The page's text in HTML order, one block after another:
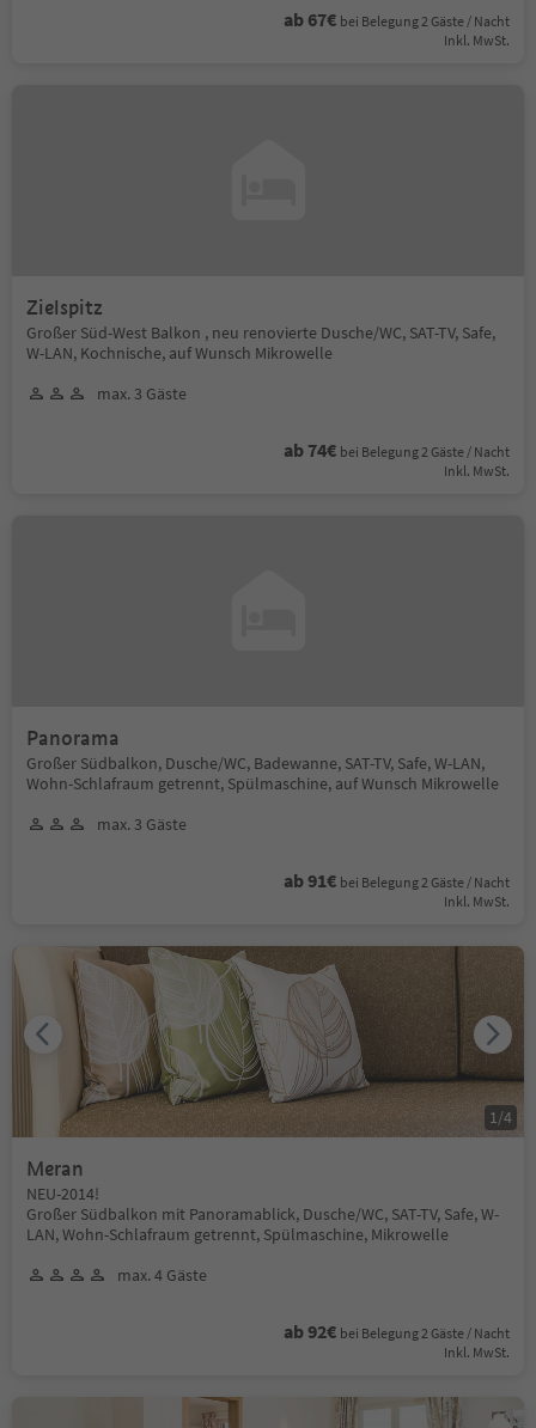
ab 67€ bei Belegung 2 Gäste / Nacht
Inkl. MwSt.
Zielspitz
Großer Süd-West Balkon , neu renovierte Dusche/WC, SAT-TV, Safe,
W-LAN, Kochnische, auf Wunsch Mikrowelle
max. 3 Gäste
ab 74€ bei Belegung 2 Gäste / Nacht
Inkl. MwSt.
Panorama
Großer Südbalkon, Dusche/WC, Badewanne, SAT-TV, Safe, W-LAN,
Wohn-Schlafraum getrennt, Spülmaschine, auf Wunsch Mikrowelle
max. 3 Gäste
ab 91€ bei Belegung 2 Gäste / Nacht
Inkl. MwSt.
Meran
NEU-2014!
Großer Südbalkon mit Panoramablick, Dusche/WC, SAT-TV, Safe, W-
LAN, Wohn-Schlafraum getrennt, Spülmaschine, Mikrowelle
max. 4 Gäste
ab 92€ bei Belegung 2 Gäste / Nacht
Inkl. MwSt.
1 /4